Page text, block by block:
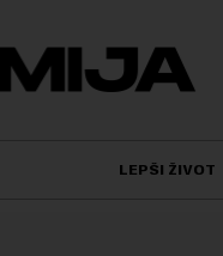
LEPŠI ŽIVOT